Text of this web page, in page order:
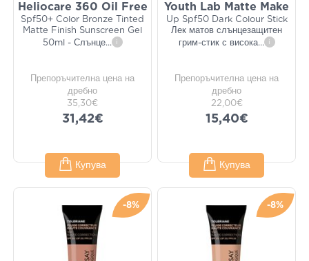
Heliocare 360 Oil Free
Spf50+ Color Bronze Tinted
Matte Finish Sunscreen Gel
50ml - Слънце... i
Препоръчителна цена на
дребно
35,30€
31,42€
Купува
Youth Lab Matte Make
Up Spf50 Dark Colour Stick
Лек матов слънцезащитен
грим-стик с висока... i
Препоръчителна цена на
дребно
22,00€
15,40€
Купува
-8% -8%